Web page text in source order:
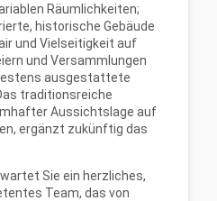
Räumlichkeiten;
historische Gebäude
und Vielseitigkeit auf
und Versammlungen
ausgestattete
Das traditionsreiche
Aussichtslage auf
ergänzt zukünftig das
Sie ein herzliches,
Team, das von